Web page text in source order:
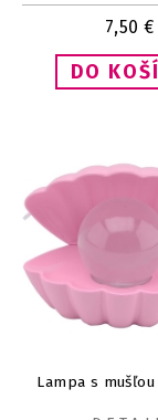
7,50 €
Lampa s